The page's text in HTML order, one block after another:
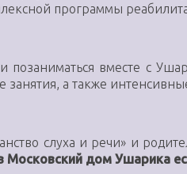
программы
позаниматься вместе с
а также
слуха и речи» и
дом Ушарика